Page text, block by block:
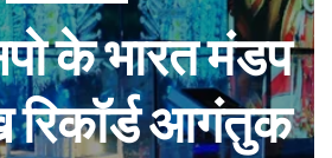
के भारत मंडप
रिकॉर्ड आगंतुक